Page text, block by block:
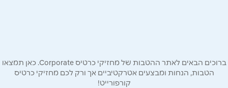
טלפון*
ברוכים הבאים לאתר ההטבות של מחזיקי כרטיס Corporate. כאן תמצאו
הטבות, הנחות ומבצעים אטרקטיביים אך ורק לכם מחזיקי כרטיס
קורפורייט!